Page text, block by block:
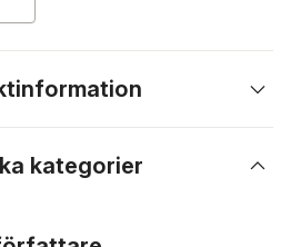
kategorier